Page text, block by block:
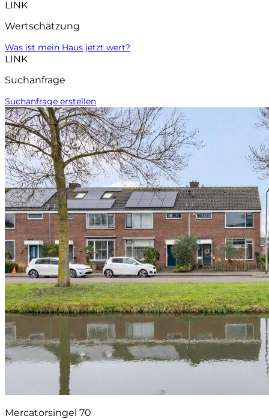
LINK
Wertschätzung
Was ist mein Haus jetzt wert?
LINK
Suchanfrage
Suchanfrage erstellen
Mercatorsingel 70